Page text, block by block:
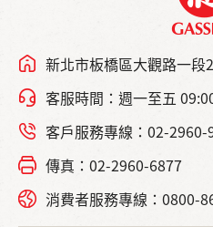
新北市板橋區大觀路一段
客服時間：週一至五
客戶服務專線：02-2960-
傳真：02-2960-6877
消費者服務專線：0800-